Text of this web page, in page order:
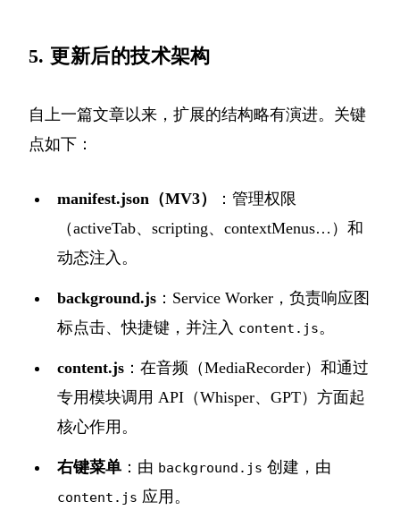
5. 更新后的技术架构
自上一篇文章以来，扩展的结构略有演进。关键
点如下：
manifest.json（MV3）
：管理权限
（activeTab、scripting、contextMenus…）和
动态注入。
background.js ：Service Worker，负责响应图
标点击、快捷键，并注入 content.js。
content.js ：在音频（MediaRecorder）和通过
专用模块调用 API（Whisper、GPT）方面起
核心作用。
右键菜单 ：由 background.js 创建，由
content.js 应用。